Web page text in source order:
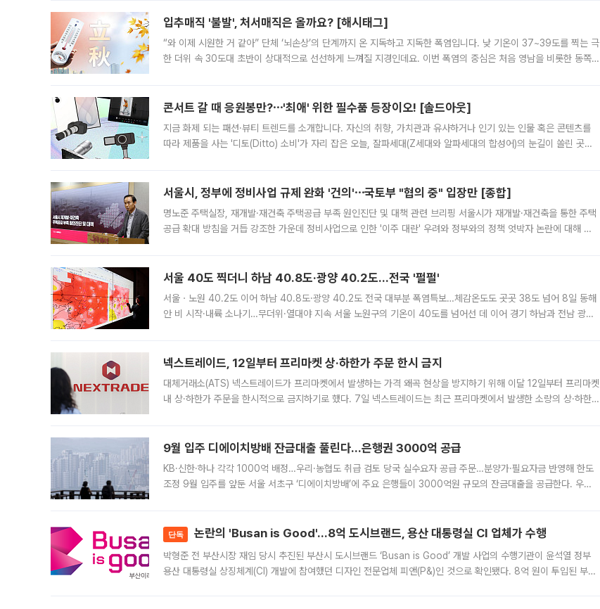
입추매직 '불발', 처서매직은 올까요? [해시태그]
“와 이제 시원한 거 같아” 단체 ‘뇌손상’의 단계까지 온 지독하고 지독한 폭염입니다. 낮 기온이 37~39도를 찍는 극
한 더위 속 30도대 초반이 상대적으로 선선하게 느껴질 지경인데요. 이번 폭염의 중심은 처음 영남을 비롯한 동쪽
콘서트 갈 때 응원봉만?⋯'최애' 위한 필수품 등장이오! [솔드아웃]
지금 화제 되는 패션·뷰티 트렌드를 소개합니다. 자신의 취향, 가치관과 유사하거나 인기 있는 인물 혹은 콘텐츠를
따라 제품을 사는 '디토(Ditto) 소비'가 자리 잡은 오늘, 잘파세대(Z세대와 알파세대의 합성어)의 눈길이 쏠린 곳은
서울시, 정부에 정비사업 규제 완화 '건의'⋯국토부 "협의 중" 입장만 [종합]
명노준 주택실장, 재개발·재건축 주택공급 부족 원인진단 및 대책 관련 브리핑 서울시가 재개발·재건축을 통한 주택
공급 확대 방침을 거듭 강조한 가운데 정비사업으로 인한 '이주 대란' 우려와 정부와의 정책 엇박자 논란에 대해 정
서울 40도 찍더니 하남 40.8도·광양 40.2도…전국 '펄펄'
서울ㆍ노원 40.2도 이어 하남 40.8도·광양 40.2도 전국 대부분 폭염특보…체감온도도 곳곳 38도 넘어 8일 동해
안 비 시작·내륙 소나기…무더위·열대야 지속 서울 노원구의 기온이 40도를 넘어선 데 이어 경기 하남과 전남 광양
넥스트레이드, 12일부터 프리마켓 상·하한가 주문 한시 금지
대체거래소(ATS) 넥스트레이드가 프리마켓에서 발생하는 가격 왜곡 현상을 방지하기 위해 이달 12일부터 프리마켓
내 상·하한가 주문을 한시적으로 금지하기로 했다. 7일 넥스트레이드는 최근 프리마켓에서 발생한 소량의 상·하한
9월 입주 디에이치방배 잔금대출 풀린다…은행권 3000억 공급
KB·신한·하나 각각 1000억 배정…우리·농협도 취급 검토 당국 실수요자 공급 주문…분양가·필요자금 반영해 한도
조정 9월 입주를 앞둔 서울 서초구 ‘디에이치방배’에 주요 은행들이 3000억원 규모의 잔금대출을 공급한다. 우리
단독 논란의 'Busan is Good'…8억 도시브랜드, 용산 대통령실 CI 업체가 수행
박형준 전 부산시장 재임 당시 추진된 부산시 도시브랜드 ‘Busan is Good’ 개발 사업의 수행기관이 윤석열 정부
용산 대통령실 상징체계(CI) 개발에 참여했던 디자인 전문업체 피앤(P&)인 것으로 확인됐다. 8억 원이 투입된 부산